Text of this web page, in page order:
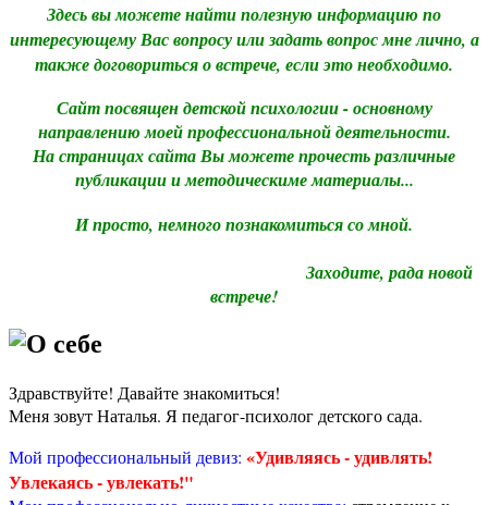
Здесь вы можете найти полезную информацию по
интересующему Вас вопросу или задать вопрос мне лично, а
также договориться о встрече, если это необходимо.
Сайт посвящен детской психологии - основному
направлению моей профессиональной деятельности.
На страницах сайта Вы можете прочесть различные
публикации и методическиме материалы...
И просто, немного познакомиться со мной.
Заходите, рада новой
встрече!
О себе
Здравствуйте! Давайте знакомиться!
Меня зовут Наталья. Я педагог-психолог детского сада.
Мой профессиональный девиз: «Удивляясь - удивлять!
Увлекаясь - увлекать!"